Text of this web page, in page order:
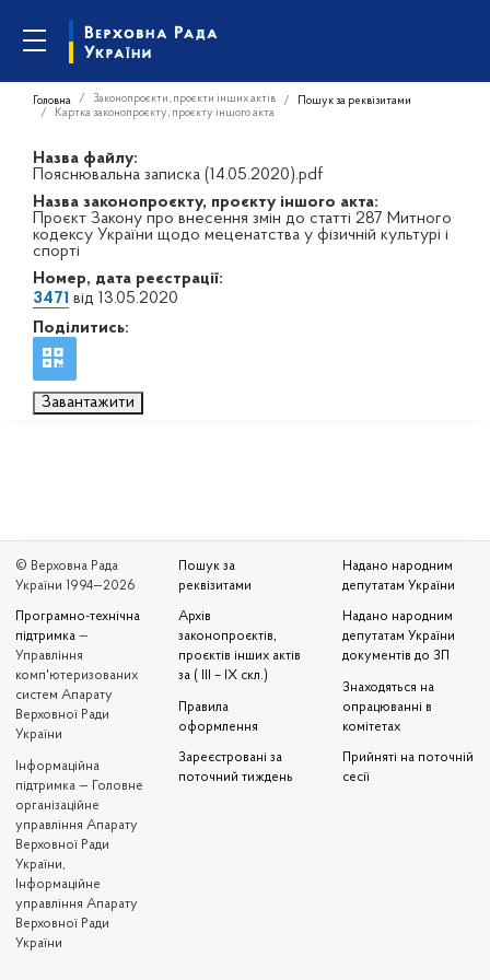
Головна Законопроєкти, проєкти інших актів
Пошук за реквізитами
Картка законопроєкту, проєкту іншого акта
Назва файлу:
Пояснювальна записка (14.05.2020).pdf
Назва законопроєкту, проєкту іншого акта:
Проєкт Закону про внесення змін до статті 287 Митного
кодексу України щодо меценатства у фізичній культурі і
спорті
Номер, дата реєстрації:
3471 від 13.05.2020
Поділитись:
Завантажити
© Верховна Рада
України 1994—2026
Програмно-технічна
підтримка —
Управління
комп'ютеризованих
систем Апарату
Верховної Ради
України
Iнформаційна
підтримка — Головне
організаційне
управління Апарату
Верховної Ради
України,
Інформаційне
управління Апарату
Верховної Ради
України
Пошук за
реквізитами
Архів
законопроєктів,
проєктів інших актів
за ( III – IX скл.)
Правила
оформлення
Зареєстровані за
поточний тиждень
Надано народним
депутатам України
Надано народним
депутатам України
документів до ЗП
Знаходяться на
опрацюванні в
комітетах
Прийняті на поточній
сесії